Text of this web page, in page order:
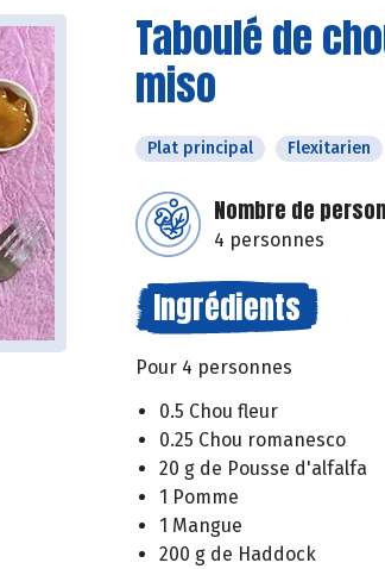
Taboulé de
miso
Plat principal Flexitarien
Nombre de
4 personnes
Ingrédients
Pour 4 personnes
0.5 Chou fleur
0.25 Chou romanesco
20 g de Pousse d'alfalfa
1 Pomme
1 Mangue
200 g de Haddock